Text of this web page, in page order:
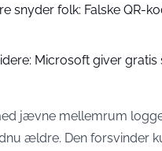
snyder folk: Falske QR-
Microsoft giver
jævne mellemrum
ældre. Den forsvinder